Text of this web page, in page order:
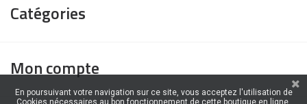
Catégories
Mon compte
En poursuivant votre navigation sur ce site, vous acceptez l'utilisation de
Cookies nécessaires au bon fonctionnement de cette boutique en ligne.